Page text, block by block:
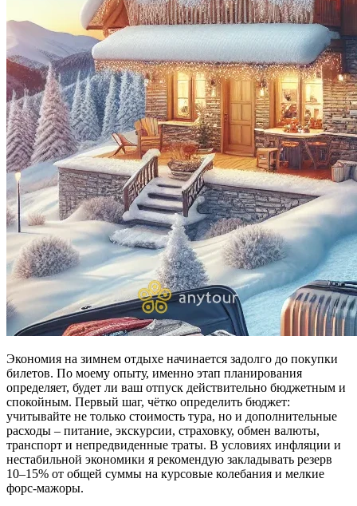
Экономия на зимнем отдыхе начинается задолго до покупки
билетов. По моему опыту, именно этап планирования
определяет, будет ли ваш отпуск действительно бюджетным и
спокойным. Первый шаг, чётко определить бюджет:
учитывайте не только стоимость тура, но и дополнительные
расходы – питание, экскурсии, страховку, обмен валюты,
транспорт и непредвиденные траты. В условиях инфляции и
нестабильной экономики я рекомендую закладывать резерв
10–15% от общей суммы на курсовые колебания и мелкие
форс-мажоры.